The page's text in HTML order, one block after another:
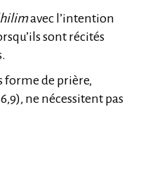
avec l’intention
sont récités
forme de prière,
ne nécessitent pas